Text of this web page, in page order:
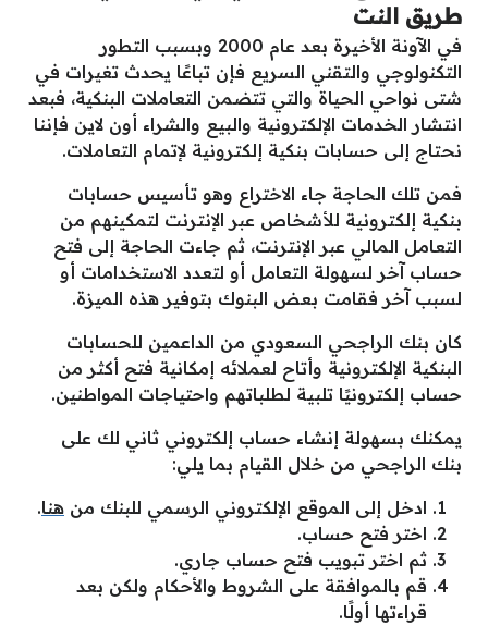
طريق النت
في الآونة الأخيرة بعد عام 2000 وبسبب التطور
التكنولوجي والتقني السريع فإن تباعًا يحدث تغيرات في
شتى نواحي الحياة والتي تتضمن التعاملات البنكية، فبعد
انتشار الخدمات الإلكترونية والبيع والشراء أون لاين فإننا
نحتاج إلى حسابات بنكية إلكترونية لإتمام التعاملات.
فمن تلك الحاجة جاء الاختراع وهو تأسيس حسابات
بنكية إلكترونية للأشخاص عبر الإنترنت لتمكينهم من
التعامل المالي عبر الإنترنت، ثم جاءت الحاجة إلى فتح
حساب آخر لسهولة التعامل أو لتعدد الاستخدامات أو
لسبب آخر فقامت بعض البنوك بتوفير هذه الميزة.
كان بنك الراجحي السعودي من الداعمين للحسابات
البنكية الإلكترونية وأتاح لعملائه إمكانية فتح أكثر من
حساب إلكترونيًا تلبية لطلباتهم واحتياجات المواطنين.
يمكنك بسهولة إنشاء حساب إلكتروني ثاني لك على
بنك الراجحي من خلال القيام بما يلي:
ادخل إلى الموقع الإلكتروني الرسمي للبنك من هنا.
اختر فتح حساب.
ثم اختر تبويب فتح حساب جاري.
قم بالموافقة على الشروط والأحكام ولكن بعد
قراءتها أولًا.